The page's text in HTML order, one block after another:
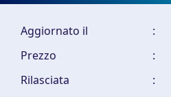
Aggiornato il :
Prezzo
:
Rilasciata
: